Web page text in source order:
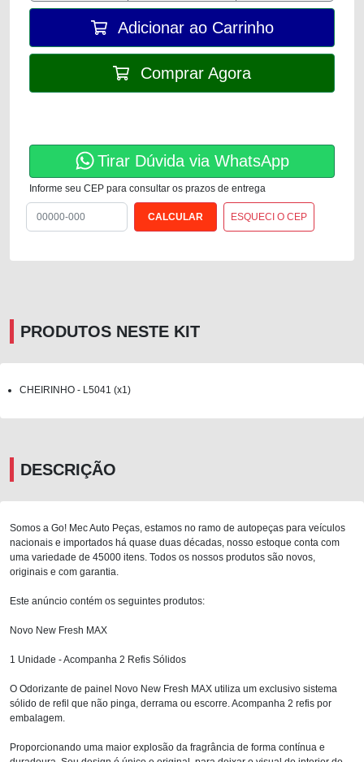
Adicionar ao Carrinho
Comprar Agora
Tirar Dúvida via WhatsApp
Informe seu CEP para consultar os prazos de entrega
ESQUECI O CEP
PRODUTOS NESTE KIT
CHEIRINHO - L5041 (x1)
DESCRIÇÃO
Somos a Go! Mec Auto Peças, estamos no ramo de autopeças para veículos
nacionais e importados há quase duas décadas, nosso estoque conta com
uma variedade de 45000 itens. Todos os nossos produtos são novos,
originais e com garantia.
Este anúncio contém os seguintes produtos:
Novo New Fresh MAX
1 Unidade - Acompanha 2 Refis Sólidos
O Odorizante de painel Novo New Fresh MAX utiliza um exclusivo sistema
sólido de refil que não pinga, derrama ou escorre. Acompanha 2 refis por
embalagem.
Proporcionando uma maior explosão da fragrância de forma contínua e